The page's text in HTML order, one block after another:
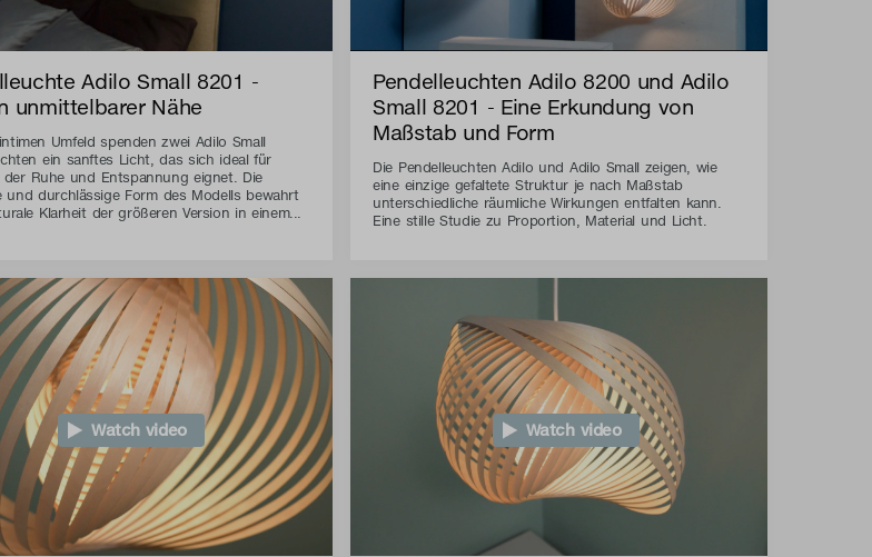
Adilo Small 8201 -
unmittelbarer Nähe
Umfeld spenden zwei Adilo Small
ein sanftes Licht, das sich ideal für
der Ruhe und Entspannung eignet. Die
und durchlässige Form des Modells bewahrt
Klarheit der größeren Version in einem...
Pendelleuchten Adilo 8200 und Adilo
Small 8201 - Eine Erkundung von
Maßstab und Form
Die Pendelleuchten Adilo und Adilo Small zeigen, wie
eine einzige gefaltete Struktur je nach Maßstab
unterschiedliche räumliche Wirkungen entfalten kann.
Eine stille Studie zu Proportion, Material und Licht.
Watch video Watch video